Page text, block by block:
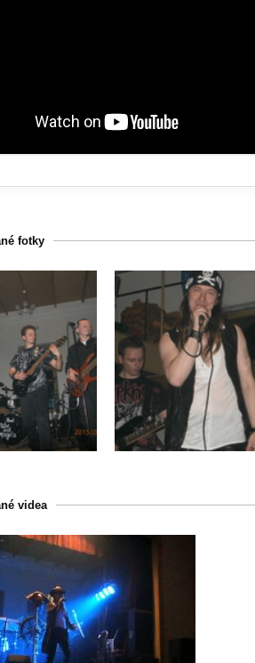
fotky
videa